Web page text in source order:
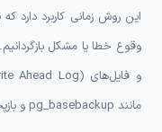
این روش زمانی کاربرد دارد
مانند pg_basebackup و بازپخش WALها، می‌توان به نقطه موردنظر بازگشت.